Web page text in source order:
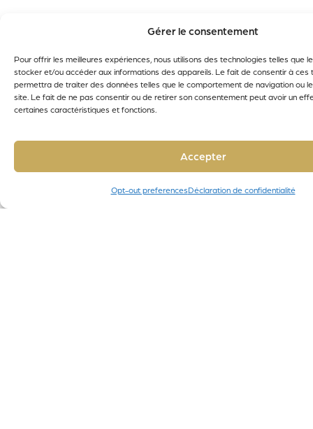
Gérer le consentement
Pour offrir les meilleures expériences, nous utilisons des technologies telles que
stocker et/ou accéder aux informations des appareils. Le fait de consentir à ces
permettra de traiter des données telles que le comportement de navigation ou
site. Le fait de ne pas consentir ou de retirer son consentement peut avoir un
certaines caractéristiques et fonctions.
Accepter
Opt-out preferencesDéclaration de confidentialité